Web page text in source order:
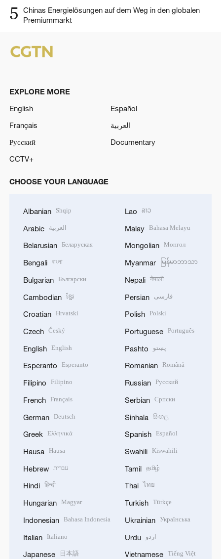
5
Chinas Energielösungen auf dem Weg in den globalen
Premiummarkt
EXPLORE MORE
English
Español
Français
العربية
Русский
Documentary
CCTV+
CHOOSE YOUR LANGUAGE
Albanian Shqip
Arabic العربية
Belarusian Беларуская
Bengali বাংলা
Bulgarian Български
Cambodian ខ្មែរ
Croatian Hrvatski
Czech Český
English English
Esperanto Esperanto
Filipino Filipino
French Français
German Deutsch
Greek Ελληνικά
Hausa Hausa
Hebrew עברית
Hindi हिन्दी
Hungarian Magyar
Indonesian Bahasa Indonesia
Italian Italiano
Japanese 日本語
Lao ລາວ
Malay Bahasa Melayu
Mongolian Монгол
Myanmar မြန်မာဘာသာ
Nepali नेपाली
Persian فارسی
Polish Polski
Portuguese Português
Pashto پښتو
Romanian Română
Russian Русский
Serbian Српски
Sinhala සිංහල
Spanish Español
Swahili Kiswahili
Tamil தமிழ்
Thai ไทย
Turkish Türkçe
Ukrainian Українська
Urdu اردو
Vietnamese Tiếng Việt